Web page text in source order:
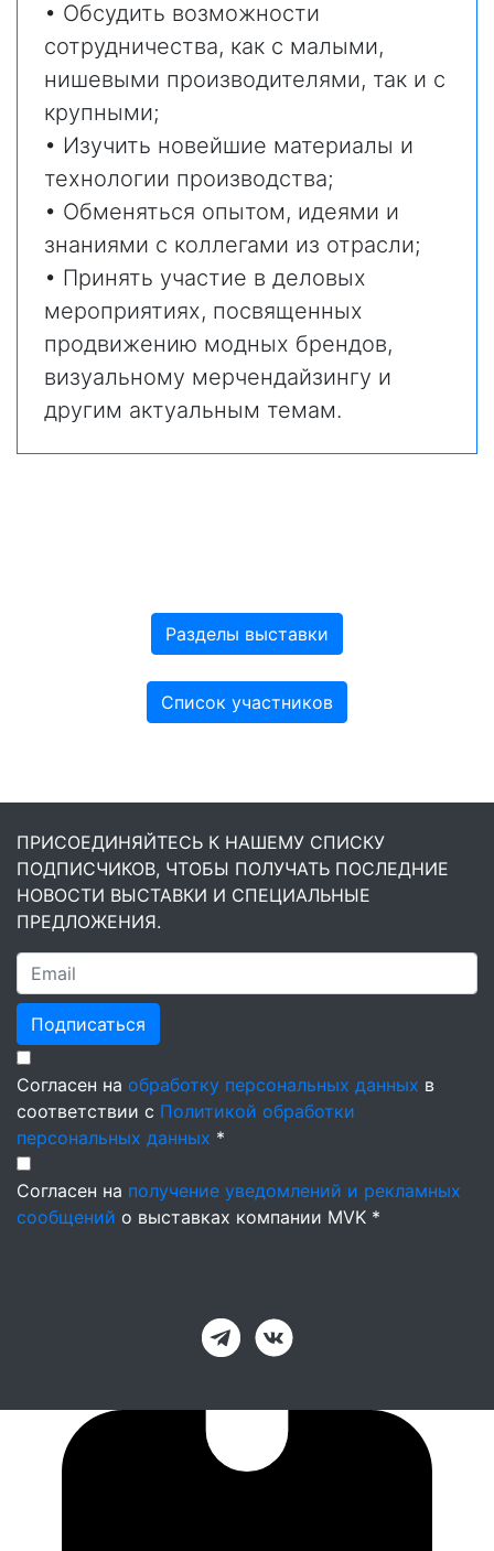
• Обсудить возможности
сотрудничества, как с малыми,
нишевыми производителями, так и c
крупными;
• Изучить новейшие материалы и
технологии производства;
• Обменяться опытом, идеями и
знаниями с коллегами из отрасли;
• Принять участие в деловых
мероприятиях, посвященных
продвижению модных брендов,
визуальному мерчендайзингу и
другим актуальным темам.
Разделы выставки
Список участников
ПРИСОЕДИНЯЙТЕСЬ К НАШЕМУ СПИСКУ
ПОДПИСЧИКОВ, ЧТОБЫ ПОЛУЧАТЬ ПОСЛЕДНИЕ
НОВОСТИ ВЫСТАВКИ И СПЕЦИАЛЬНЫЕ
ПРЕДЛОЖЕНИЯ.
Подписаться
Согласен на обработку персональных данных в
соответствии с Политикой обработки
персональных данных *
Согласен на получение уведомлений и рекламных
сообщений о выставках компании MVK *